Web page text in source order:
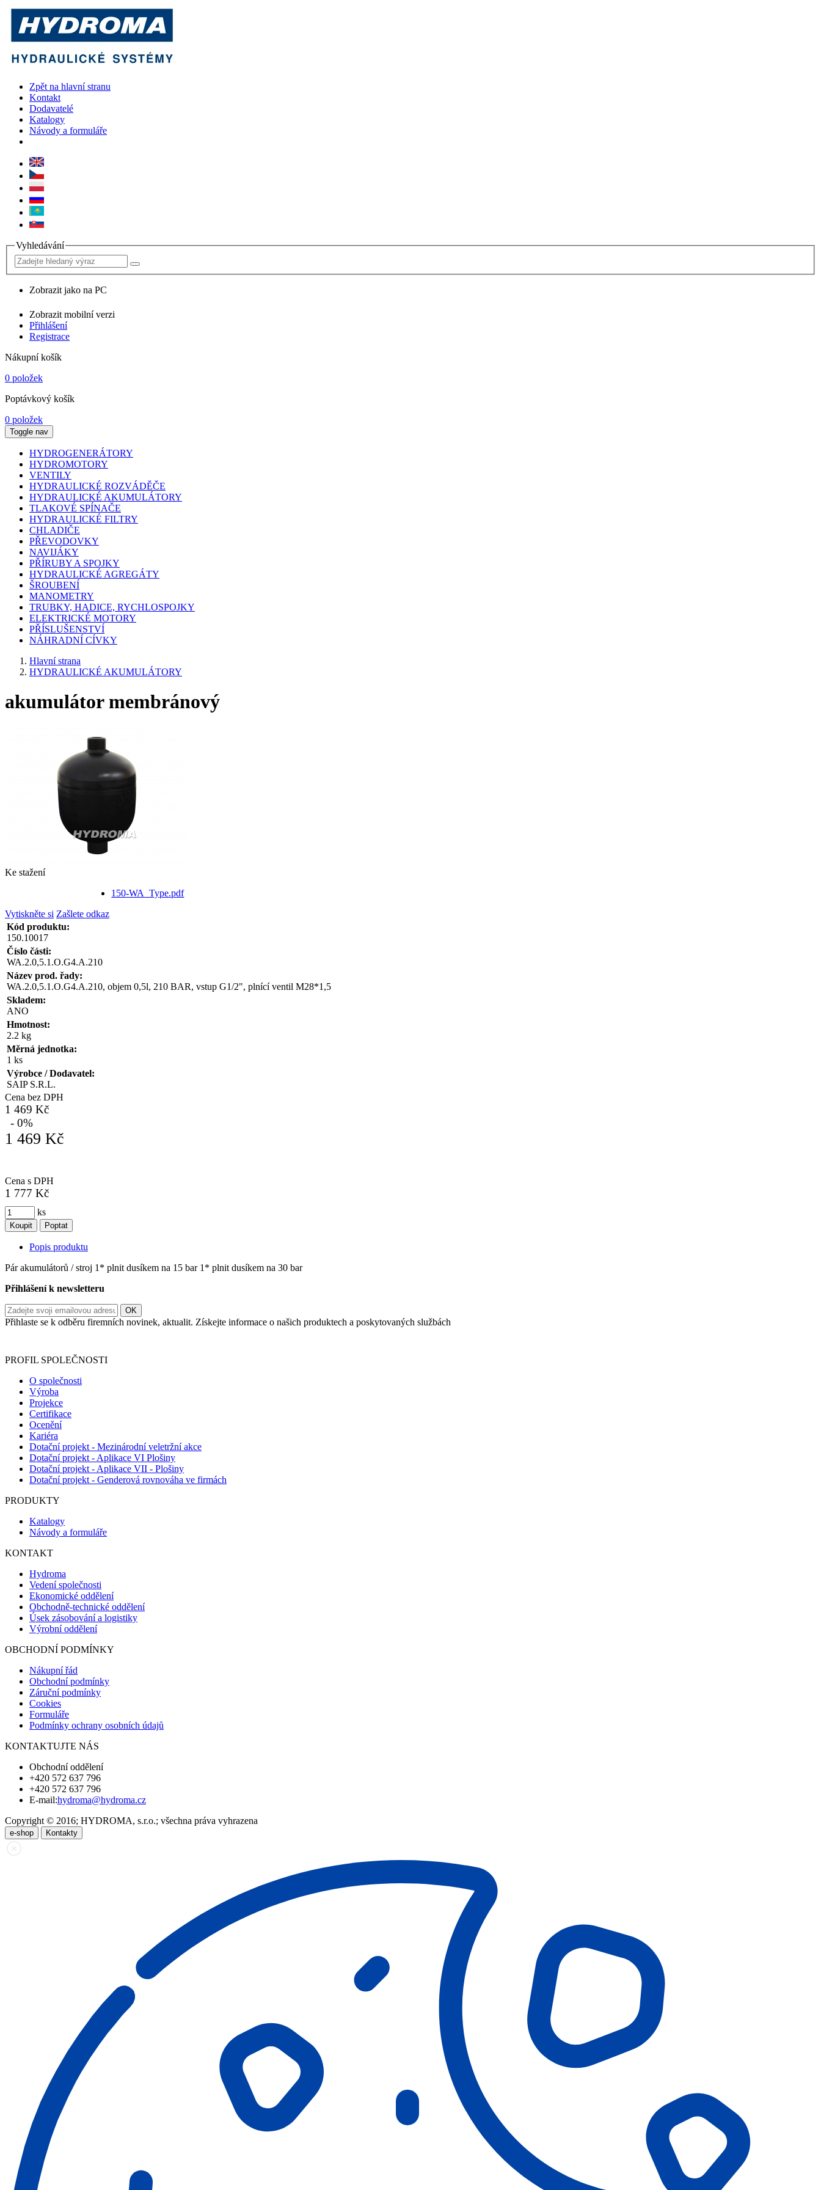
Zpět na hlavní stranu
Kontakt
Dodavatelé
Katalogy
Návody a formuláře
Vyhledávání
Zobrazit jako na PC
Zobrazit mobilní verzi
Přihlášení
Registrace
Nákupní košík
0 položek
Poptávkový košík
0 položek
Toggle nav
HYDROGENERÁTORY
HYDROMOTORY
VENTILY
HYDRAULICKÉ ROZVÁDĚČE
HYDRAULICKÉ AKUMULÁTORY
TLAKOVÉ SPÍNAČE
HYDRAULICKÉ FILTRY
CHLADIČE
PŘEVODOVKY
NAVIJÁKY
PŘÍRUBY A SPOJKY
HYDRAULICKÉ AGREGÁTY
ŠROUBENÍ
MANOMETRY
TRUBKY, HADICE, RYCHLOSPOJKY
ELEKTRICKÉ MOTORY
PŘÍSLUŠENSTVÍ
NÁHRADNÍ CÍVKY
Hlavní strana
HYDRAULICKÉ AKUMULÁTORY
akumulátor membránový
Ke stažení
150-WA_Type.pdf
Vytiskněte si Zašlete odkaz
Kód produktu:
150.10017
Číslo části:
WA.2.0,5.1.O.G4.A.210
Název prod. řady:
WA.2.0,5.1.O.G4.A.210, objem 0,5l, 210 BAR, vstup G1/2", plnící ventil M28*1,5
Skladem:
ANO
Hmotnost:
2.2 kg
Měrná jednotka:
1 ks
Výrobce / Dodavatel:
SAIP S.R.L.
Cena bez DPH
1 469 Kč
- 0%
1 469 Kč
Cena s DPH
1 777 Kč
ks
Koupit Poptat
Popis produktu
Pár akumulátorů / stroj 1* plnit dusíkem na 15 bar 1* plnit dusíkem na 30 bar
Přihlášení k newsletteru
Přihlaste se k odběru firemních novinek, aktualit. Získejte informace o našich produktech a poskytovaných službách
PROFIL SPOLEČNOSTI
O společnosti
Výroba
Projekce
Certifikace
Ocenění
Kariéra
Dotační projekt - Mezinárodní veletržní akce
Dotační projekt - Aplikace VI Plošiny
Dotační projekt - Aplikace VII - Plošiny
Dotační projekt - Genderová rovnováha ve firmách
PRODUKTY
Katalogy
Návody a formuláře
KONTAKT
Hydroma
Vedení společnosti
Ekonomické oddělení
Obchodně-technické oddělení
Úsek zásobování a logistiky
Výrobní oddělení
OBCHODNÍ PODMÍNKY
Nákupní řád
Obchodní podmínky
Záruční podmínky
Cookies
Formuláře
Podmínky ochrany osobních údajů
KONTAKTUJTE NÁS
Obchodní oddělení
+420 572 637 796
+420 572 637 796
E-mail:hydroma@hydroma.cz
Copyright © 2016; HYDROMA, s.r.o.; všechna práva vyhrazena
e-shop Kontakty